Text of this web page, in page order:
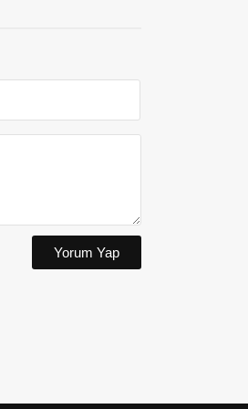
Yorum Yap